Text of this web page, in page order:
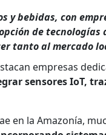
y bebidas, con
de
tanto al mercado
empresas
sensores IoT,
en la Amazonía,